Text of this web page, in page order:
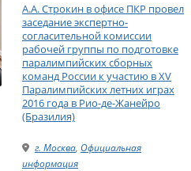
А.А. Строкин в офисе ПКР провел
заседание экспертно-
согласительной комиссии
рабочей группы по подготовке
паралимпийских сборных
команд России к участию в XV
Паралимпийских летних играх
2016 года в Рио-де-Жанейро
(Бразилия)
г. Москва, Официальная
информация